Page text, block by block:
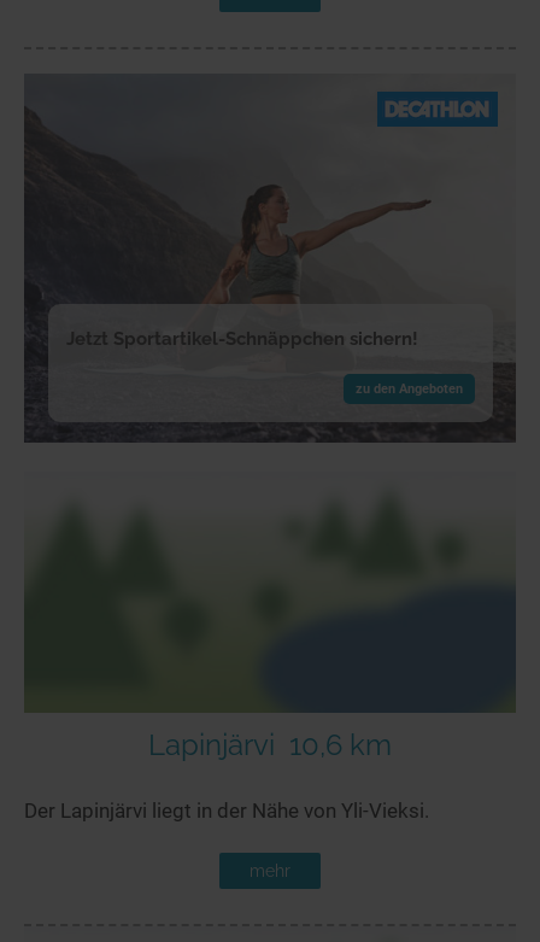
Jetzt Sportartikel-Schnäppchen sichern!
zu den Angeboten
Lapinjärvi 10,6 km
Der Lapinjärvi liegt in der Nähe von Yli-Vieksi.
mehr